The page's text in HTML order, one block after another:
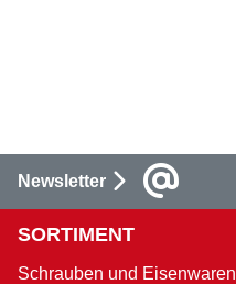
Witterungsbeständig
Zertifikatnorm
Newsletter
SORTIMENT
Schrauben und Eisenwaren